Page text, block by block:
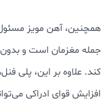
همچنین، آهن مویز
جمله مغزمان است و
کند. علاوه بر این، پلی
افزایش قوای ادراکی